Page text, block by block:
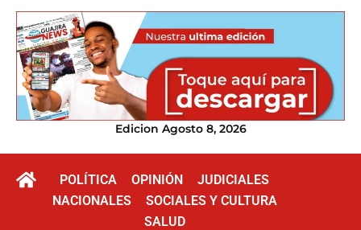
Edicion Agosto 8, 2026
POLÍTICA OPINIÓN
JUDICIALES
NACIONALES
SOCIALES Y CULTURA
SALUD